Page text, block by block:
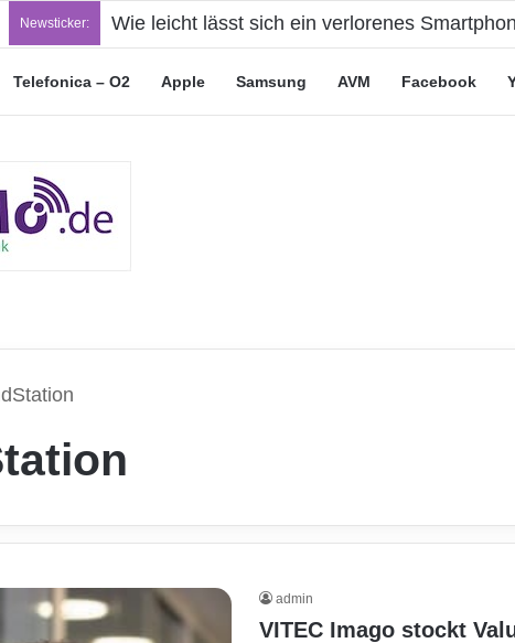
Newsticker: „Junge Leute“-Tarife: Marketing-Trick oder
Telefonica – O2 Apple Samsung AVM Facebook
admin
VITEC Imago stockt